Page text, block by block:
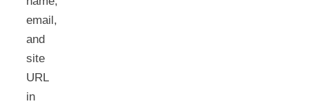
email,
and
site
URL
in